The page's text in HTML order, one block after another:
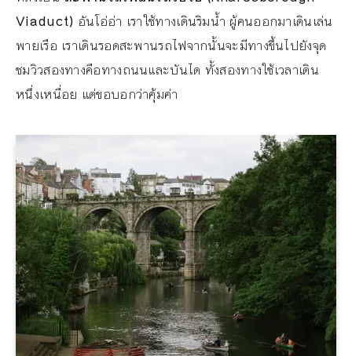
Viaduct) อันโอ่อ่า เราใช้ทางเดินริมน้ำ ผู้คนออกมาเดินเล่น
พายเรือ เราเดินรอดสะพานรถไฟจากนั้นจะมีทางขึ้นไปยังจุด
ชมวิวสองทางคือทางถนนและบันได ทั้งสองทางใช้เวลาเดิน
หนึ่งเหนื่อย แต่ขอบอกว่าคุ้มค่า